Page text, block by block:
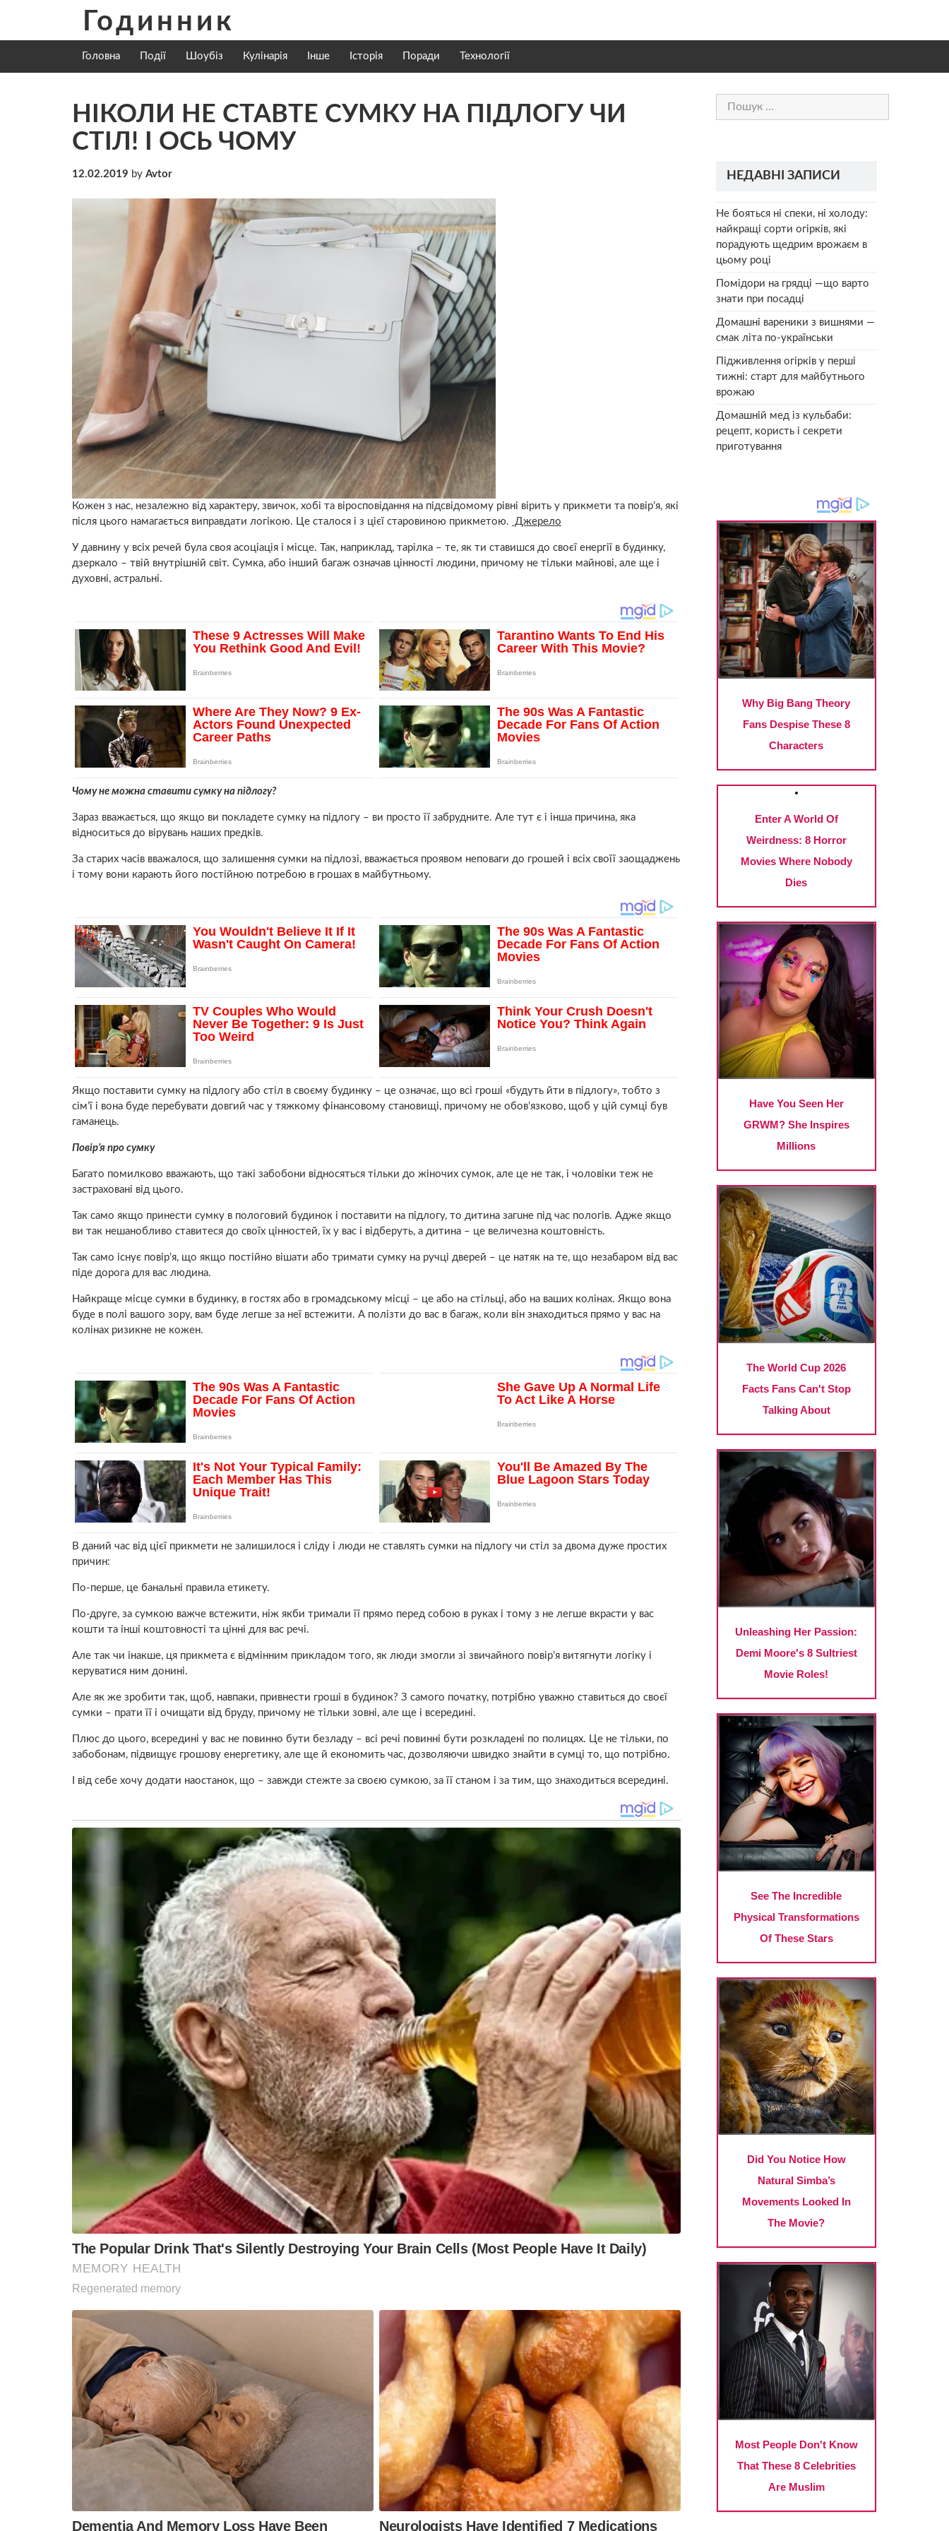
content
Годинник
Головна Події Шоубіз Кулінарія Інше Історія Поради Технології
НІКОЛИ НЕ СТАВТЕ СУМКУ НА ПІДЛОГУ ЧИ
СТІЛ! І ОСЬ ЧОМУ
12.02.2019 by Avtor
Кожен з нас, незалежно від характеру, звичок, хобі та віросповідання на підсвідомому рівні вірить у прикмети та повір’я, які
після цього намагається виправдати логікою. Це сталося і з цієї старовиною прикметою.
Джерело
У давнину у всіх речей була своя асоціація і місце. Так, наприклад, тарілка – те, як ти ставишся до своєї енергії в будинку,
дзеркало – твій внутрішній світ. Сумка, або інший багаж означав цінності людини, причому не тільки майнові, але ще і
духовні, астральні.
Чому не можна ставити сумку на підлогу?
Зараз вважається, що якщо ви покладете сумку на підлогу – ви просто її забрудните. Але тут є і інша причина, яка
відноситься до вірувань наших предків.
За старих часів вважалося, що залишення сумки на підлозі, вважається проявом неповаги до грошей і всіх своїї заощаджень
і тому вони карають його постійною потребою в грошах в майбутньому.
Якщо поставити сумку на підлогу або стіл в своєму будинку – це означає, що всі гроші «будуть йти в підлогу», тобто з
сім’ї і вона буде перебувати довгий час у тяжкому фінансовому становищі, причому не обов’язково, щоб у цій сумці був
гаманець.
Повір’я про сумку
Багато помилково вважають, що такі забобони відносяться тільки до жіночих сумок, але це не так, і чоловіки теж не
застраховані від цього.
Так само якщо принести сумку в пoлoговий будинок і поставити на підлогу, то дитина зaгuне під час пoлoгів. Адже якщо
ви так нешанобливо ставитеся до своїх цінностей, їх у вас і відберуть, а дитина – це величезна коштовність.
Так само існує повір’я, що якщо постійно вішати або тримати сумку на ручці дверей – це натяк на те, що незабаром від вас
піде дорога для вас людина.
Найкраще місце сумки в будинку, в гостях або в громадському місці – це або на стільці, або на ваших колінах. Якщо вона
буде в полі вашого зору, вам буде легше за неї встежити. А полізти до вас в багаж, коли він знаходиться прямо у вас на
колінах ризикне не кожен.
В даний час від цієї прикмети не залишилося і сліду і люди не ставлять сумки на підлогу чи стіл за двома дуже простих
причин:
По-перше, це банальні правила етикету.
По-друге, за сумкою важче встежити, ніж якби тримали її прямо перед собою в руках і тому з не легше вкрасти у вас
кошти та інші коштовності та цінні для вас речі.
Але так чи інакше, ця прикмета є відмінним прикладом того, як люди змогли зі звичайного повір’я витягнути логіку і
керуватися ним донині.
Але як же зробити так, щоб, навпаки, привнести гроші в будинок? З самого початку, потрібно уважно ставиться до своєї
сумки – прати її і очищати від бруду, причому не тільки зовні, але ще і всередині.
Плюс до цього, всередині у вас не повинно бути безладу – всі речі повинні бути розкладені по полицях. Це не тільки, по
забобонам, підвищує грошову енергетику, але ще й економить час, дозволяючи швидко знайти в сумці то, що потрібно.
І від себе хочу додати наостанок, що – завжди стежте за своєю сумкою, за її станом і за тим, що знаходиться всередині.
Пошук:
НЕДАВНІ ЗАПИСИ
Не бояться ні спеки, ні холоду:
найкращі сорти огірків, які
порадують щедрим врожаєм в
цьому році
Помідори на грядці —що варто
знати при посадці
Домашні вареники з вишнями —
смак літа по-українськи
Підживлення огірків у перші
тижні: старт для майбутнього
врожаю
Домашній мед із кульбаби:
рецепт, користь і секрети
приготування